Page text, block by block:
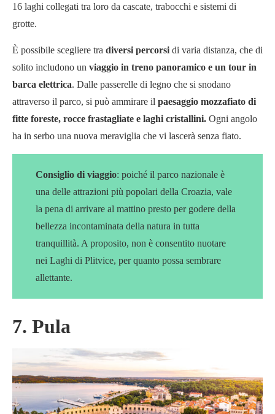
16 laghi collegati tra loro da cascate, trabocchi e sistemi di
grotte.
È possibile scegliere tra diversi percorsi di varia distanza, che di
solito includono un viaggio in treno panoramico e un tour in
barca elettrica. Dalle passerelle di legno che si snodano
attraverso il parco, si può ammirare il paesaggio mozzafiato di
fitte foreste, rocce frastagliate e laghi cristallini. Ogni angolo
ha in serbo una nuova meraviglia che vi lascerà senza fiato.
Consiglio di viaggio: poiché il parco nazionale è
una delle attrazioni più popolari della Croazia, vale
la pena di arrivare al mattino presto per godere della
bellezza incontaminata della natura in tutta
tranquillità. A proposito, non è consentito nuotare
nei Laghi di Plitvice, per quanto possa sembrare
allettante.
7. Pula